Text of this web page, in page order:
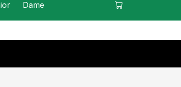
Dame